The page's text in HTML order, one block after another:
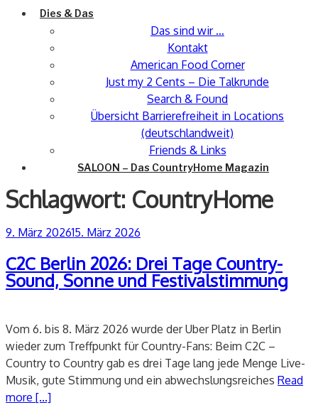
Dies & Das
Das sind wir …
Kontakt
American Food Corner
Just my 2 Cents – Die Talkrunde
Search & Found
Übersicht Barrierefreiheit in Locations
(deutschlandweit)
Friends & Links
SALOON – Das CountryHome Magazin
Schlagwort: CountryHome
Veröffentlicht
9. März 202615. März 2026
C2C Berlin 2026: Drei Tage Country-
Sound, Sonne und Festivalstimmung
Vom 6. bis 8. März 2026 wurde der Uber Platz in Berlin
wieder zum Treffpunkt für Country-Fans: Beim C2C –
Country to Country gab es drei Tage lang jede Menge Live-
Musik, gute Stimmung und ein abwechslungsreiches Read
more [...]